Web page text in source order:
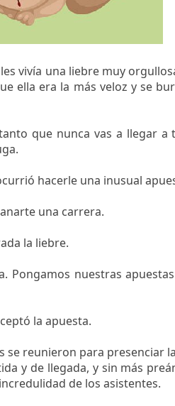
vivía una liebre muy
ella era la más veloz y se
que nunca vas a llegar a
hacerle una inusual
una carrera.
la liebre.
Pongamos nuestras
la apuesta.
se reunieron para presenciar
y de llegada, y sin más
de los asistentes.